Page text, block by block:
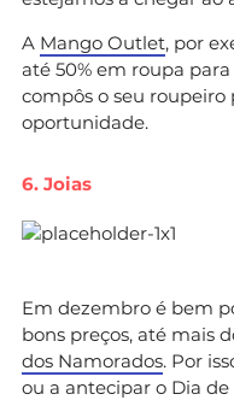
A Mango Outlet, por
até 50% em roupa
compôs o seu roupeiro
oportunidade.
6. Joias
Em dezembro é bem
bons preços, até mais
dos Namorados. Por
ou a antecipar o Dia